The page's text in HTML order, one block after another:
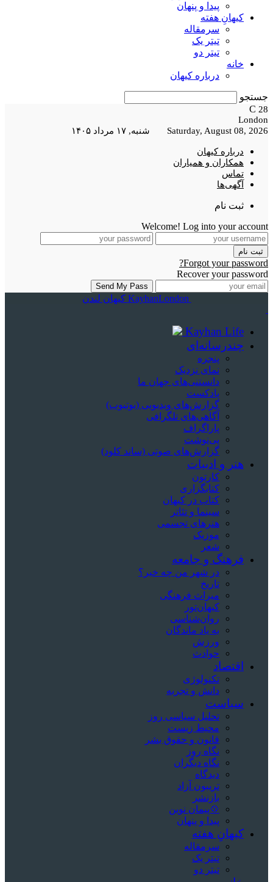
پیدا و پنهان
کیهانِ هفته
سرمقاله
تیتر یک
تیتر دو
خانه
درباره کیهان
جستجو
28
C
London
Saturday, August 08, 2026 شنبه, ۱۷ مرداد ۱۴۰۵
درباره کیهان
همکاران و همیاران
تماس
آگهی‌ها
ثبت نام
Welcome! Log into your account
Forgot your password?
Recover your password
KayhanLondon کیهان لندن
Kayhan Life
چندرسانه‌ای
پنجره
نمای نزدیک
دانستنی‌های جهان ما
پادکست
گزارش‌های ویدیویی (یوتیوب)
آگاهی‌های تلگرافی
پاراگراف
پی‌نوشت
گزارش‌های صوتی (ساند کلود)
هنر و ادبیات
کارتون
کتابگزاری
کتاب در کیهان
سینما و تئاتر
هنرهای تجسمی
موزیک
شعر
فرهنگ و جامعه
در شهر من چه خبر؟
تاریخ
میراث فرهنگی
کیهان‌تور
روان‌شناسی
به یاد ماندگان
ورزش
حوادث
اقتصاد
تکنولوژی
دانش و تجربه
سیاست
تحلیل سیاسی روز
محیط زیست
قانون و حقوق بشر
نگاه روز
نگاه دیگران
دیدگاه
تریبون آزاد
بازنشر
💠پیمان نوین
پیدا و پنهان
کیهانِ هفته
سرمقاله
تیتر یک
تیتر دو